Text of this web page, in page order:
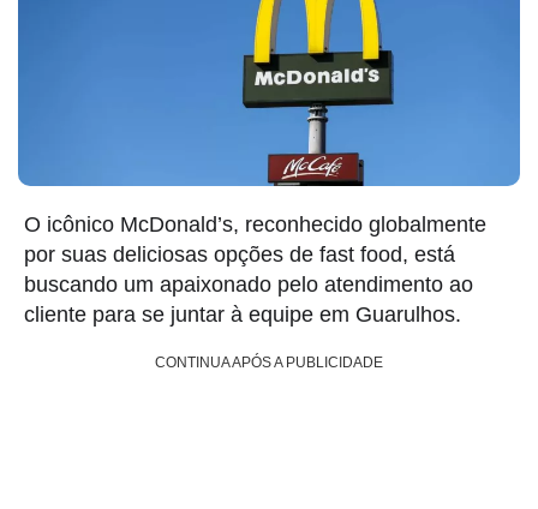
O icônico McDonald’s, reconhecido globalmente
por suas deliciosas opções de fast food, está
buscando um apaixonado pelo atendimento ao
cliente para se juntar à equipe em Guarulhos.
CONTINUA APÓS A PUBLICIDADE